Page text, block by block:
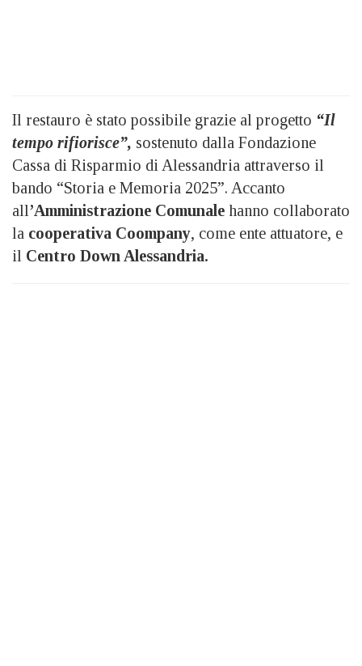
Il restauro è stato possibile grazie al progetto “Il
tempo rifiorisce”, sostenuto dalla Fondazione
Cassa di Risparmio di Alessandria attraverso il
bando “Storia e Memoria 2025”. Accanto
all’Amministrazione Comunale hanno collaborato
la cooperativa Coompany, come ente attuatore, e
il Centro Down Alessandria.